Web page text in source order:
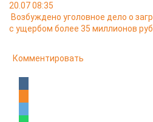
20.07 08:35
Возбуждено уголовное дело о
с ущербом более 35 миллионов
Комментировать